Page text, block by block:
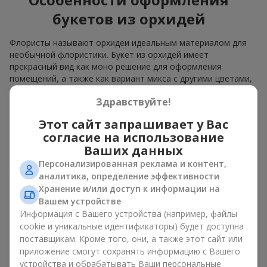
букетов из орхидей
Флористы называют орхидеи идеальным материалом для
необычной флористики. Букет из орхидей имеет
прекрасный вид как моно решение для оформления
помещений, а также как вариант микса с другими цветами,
который сохраняет свою выразительность в любом
Благодаря своей структуре орхидея позволяет создавать
композиции в классическом, минималистичном или
современном стиле. Букет из орхидей эффектно смотрится
как в камерных, так и в масштабных работах, а её
роскошные соцветия легко становятся центральным
элементом композиции. В зависимости от оформления и
сорта растений различается и цена на орхидеи. Учитывайте
это, прежде чем заказать букет из орхидей.
Кому дарят орхидеи?
Букет из орхидей универсален и может подойти любому. Их
Здравствуйте!
Этот сайт запрашивает у Вас
согласие на использование
Ваших данных
Персонализированная реклама и контент,
аналитика, определение эффективности
Хранение и/или доступ к информации на
Вашем устройстве
Информация с Вашего устройства (например, файлы
cookie и уникальные идентификаторы) будет доступна
поставщикам. Кроме того, они, а также этот сайт или
приложение смогут сохранять информацию с Вашего
устройства и обрабатывать Ваши персональные